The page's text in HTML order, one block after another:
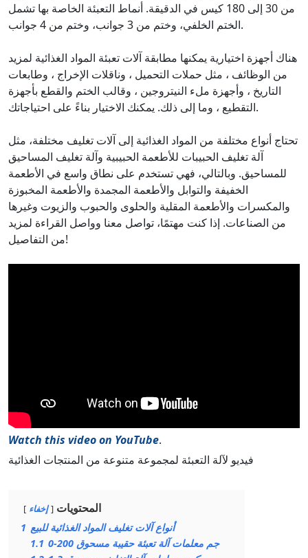
من 30 إلى 180 كيس في الدقيقة. أنماط التعبئة الخاصة بها تشمل
الختم الخلفي، وختم من 3 جوانب، وختم من 4 جوانب.
هناك أجهزة اختيارية يمكنها مطابقة آلات تعبئة المواد الغذائية لمزيد
من الوظائف ، مثل حملات التحميل ، وناقلات الإخراج ، وطابعات
التاريخ ، وأجهزة ملء النيتروجين ، وقالب الختم والقطع بأجهزة
التقطيع ، وما إلى ذلك. يمكنك الاختيار بناءً على احتياجاتك.
تحتاج أنواع مختلفة من المواد الغذائية إلى آلات تغليف مختلفة، مثل
آلة تغليف الحبيبات للأطعمة الحبيبية وآلة تغليف المساحيق
للمساحيق. وبالتالي، فهي تستخدم على نطاق واسع في الأطعمة
الخفيفة والتوابل والأطعمة المجمدة والأطعمة المخبوزة
والمكسرات والأطعمة المقلية والحلوى والحبوب والزيوت وغيرها
من الصناعات. إذا كنت مهتمًا، تواصل معنا وواصل القراءة لمزيد
من التفاصيل!
Watch this video on YouTube.
فيديو لآلة التعبئة لمجموعة متنوعة من المنتجات الغذائية
المحتويات إخفاء
1 أنواع آلات تغليف المواد الغذائية للبيع
1.1
0-200 جم معلمات آلة تعبئة حقيبة مسحوق